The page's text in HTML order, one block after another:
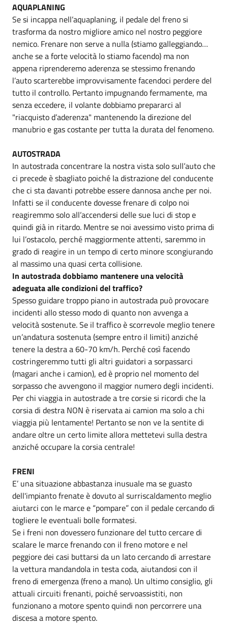
AQUAPLANING
Se si incappa nell’aquaplaning, il pedale del freno si
trasforma da nostro migliore amico nel nostro peggiore
nemico. Frenare non serve a nulla (stiamo galleggiando…
anche se a forte velocità lo stiamo facendo) ma non
appena riprenderemo aderenza se stessimo frenando
l’auto scarterebbe improvvisamente facendoci perdere del
tutto il controllo. Pertanto impugnando fermamente, ma
senza eccedere, il volante dobbiamo prepararci al
"riacquisto d’aderenza" mantenendo la direzione del
manubrio e gas costante per tutta la durata del fenomeno.
AUTOSTRADA
In autostrada concentrare la nostra vista solo sull’auto che
ci precede è sbagliato poiché la distrazione del conducente
che ci sta davanti potrebbe essere dannosa anche per noi.
Infatti se il conducente dovesse frenare di colpo noi
reagiremmo solo all’accendersi delle sue luci di stop e
quindi già in ritardo. Mentre se noi avessimo visto prima di
lui l’ostacolo, perché maggiormente attenti, saremmo in
grado di reagire in un tempo di certo minore scongiurando
al massimo una quasi certa collisione.
In autostrada dobbiamo mantenere una velocità
adeguata alle condizioni del traffico?
Spesso guidare troppo piano in autostrada può provocare
incidenti allo stesso modo di quanto non avvenga a
velocità sostenute. Se il traffico è scorrevole meglio tenere
un’andatura sostenuta (sempre entro il limiti) anziché
tenere la destra a 60-70 km/h. Perché così facendo
costringeremmo tutti gli altri guidatori a sorpassarci
(magari anche i camion), ed è proprio nel momento del
sorpasso che avvengono il maggior numero degli incidenti.
Per chi viaggia in autostrade a tre corsie si ricordi che la
corsia di destra NON è riservata ai camion ma solo a chi
viaggia più lentamente! Pertanto se non ve la sentite di
andare oltre un certo limite allora mettetevi sulla destra
anziché occupare la corsia centrale!
FRENI
E’ una situazione abbastanza inusuale ma se guasto
dell'impianto frenate è dovuto al surriscaldamento meglio
aiutarci con le marce e “pompare” con il pedale cercando di
togliere le eventuali bolle formatesi.
Se i freni non dovessero funzionare del tutto cercare di
scalare le marce frenando con il freno motore e nel
peggiore dei casi buttarsi da un lato cercando di arrestare
la vettura mandandola in testa coda, aiutandosi con il
freno di emergenza (freno a mano). Un ultimo consiglio, gli
attuali circuiti frenanti, poiché servoassistiti, non
funzionano a motore spento quindi non percorrere una
discesa a motore spento.